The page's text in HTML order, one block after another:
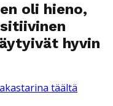
oli hieno,
hyvin
täältä